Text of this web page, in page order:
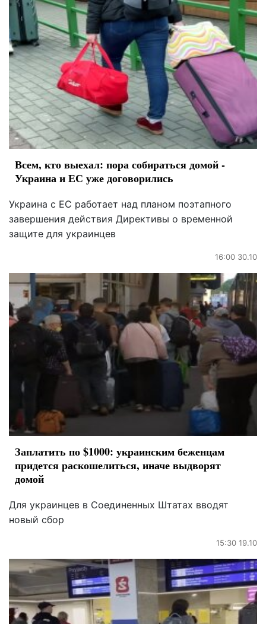
Всем, кто выехал: пора собираться домой -
Украина и ЕС уже договорились
Украина с ЕС работает над планом поэтапного
завершения действия Директивы о временной
защите для украинцев
16:00 30.10
Заплатить по $1000: украинским беженцам
придется раскошелиться, иначе выдворят
домой
Для украинцев в Соединенных Штатах вводят
новый сбор
15:30 19.10